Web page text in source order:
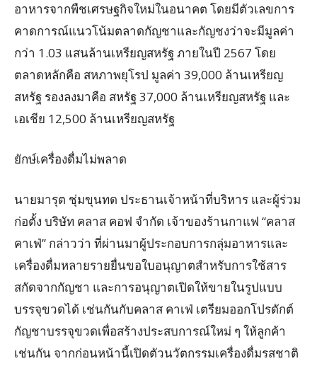
อาหารจากพืชเศรษฐกิจใหม่ในอนาคต โดยมีตัวเลขการ
คาดการณ์แนวโน้มตลาดกัญชาและกัญชงว่าจะมีมูลค่า
กว่า 1.03 แสนล้านเหรียญสหรัฐ ภายในปี 2567 โดย
ตลาดหลักคือ สหภาพยุโรป มูลค่า 39,000 ล้านเหรียญ
สหรัฐ รองลงมาคือ สหรัฐ 37,000 ล้านเหรียญสหรัฐ และ
เอเชีย 12,500 ล้านเหรียญสหรัฐ
ยักษ์เครื่องดื่มไม่พลาด
นายมารุต ชุ่มขุนทด ประธานเจ้าหน้าที่บริหาร และผู้ร่วม
ก่อตั้ง บริษัท คลาส คอฟ จำกัด เจ้าของร้านกาแฟ “คลาส
คาเฟ่” กล่าวว่า ที่ผ่านมาผู้ประกอบการกลุ่มอาหารและ
เครื่องดื่มหลายรายยื่นขอใบอนุญาตสำหรับการใช้สาร
สกัดจากกัญชา และการอนุญาตเปิดให้ขายในรูปแบบ
บรรจุขวดได้ เช่นกันกับคลาส คาเฟ่ เตรียมออกโปรดักต์
กัญชาบรรจุขวดเพื่อสร้างประสบการณ์ใหม่ ๆ ให้ลูกค้า
เช่นกัน จากก่อนหน้านี้เปิดตัวนวัตกรรมเครื่องดื่มรสชาติ